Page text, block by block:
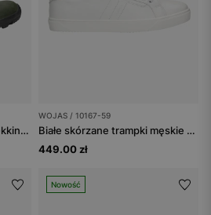
Zielono-czarne półbuty trekkingowe dla mężczyzn
WOJAS / 10167-59
Białe skórzane trampki męskie z jasnobrązowymi wstawkami
449.00 zł
Nowość